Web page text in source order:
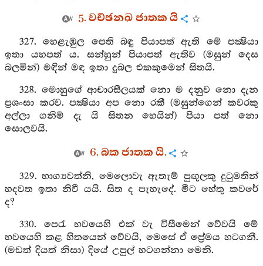
5. වච්ඡනඛ ජාතක යි
327. හෙළැඹුල පෙති බඳු පියාපත් ඇති මේ පක්‍ෂියා
ඉතා යහපත් ය. සන්හුන් පියාපත් ඇතිව (මසුන් දෙස
බලමින්) මඳින් මඳ ඉතා දුබල එකකුමෙන් සිතයි.
328. මොහුගේ ආචාරසීලයක් නො ම දනුව නො දැන
ප්‍රශංසා කරව. පක්‍ෂියා අප නො රකී (මසුන්ගෙන් කවරකු
අල්ලා ගනිම් දැ යි සිතන හෙයින්) පියා පත් නො
සොලවයි.
6. බක ජාතක යි.
329. භාග්‍යවත්නි, මෙලොවැ ඇතැම් පුඟුලකු දුටුමතින්
හදවත ඉතා නිවී යයි. සිත ද පැහැදේ. මීට හේතු කවරේ
ද?
330. පෙරැ භවයෙහි එක් වැ විසීමෙන් වේවයි මේ
භවයෙහි කළ හිතයෙන් වේවයි, මෙසේ ඒ ප්‍රේමය හටගනී.
(මඩත් දියත් නිසා) දියේ උපුල් හටගන්නා මෙනි.